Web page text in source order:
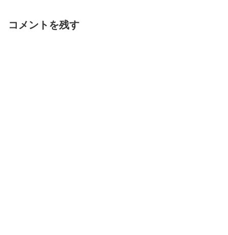
コメントを残す